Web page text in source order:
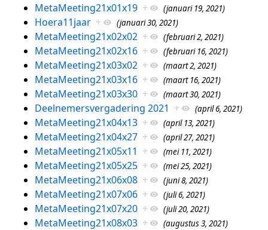
MetaMeeting21x01x19 + (januari 19, 2021)
Hoera11jaar + (januari 30, 2021)
MetaMeeting21x02x02 + (februari 2, 2021)
MetaMeeting21x02x16 + (februari 16, 2021)
MetaMeeting21x03x02 + (maart 2, 2021)
MetaMeeting21x03x16 + (maart 16, 2021)
MetaMeeting21x03x30 + (maart 30, 2021)
Deelnemersvergadering 2021 + (april 6, 2021)
MetaMeeting21x04x13 + (april 13, 2021)
MetaMeeting21x04x27 + (april 27, 2021)
MetaMeeting21x05x11 + (mei 11, 2021)
MetaMeeting21x05x25 + (mei 25, 2021)
MetaMeeting21x06x08 + (juni 8, 2021)
MetaMeeting21x07x06 + (juli 6, 2021)
MetaMeeting21x07x20 + (juli 20, 2021)
MetaMeeting21x08x03 + (augustus 3, 2021)